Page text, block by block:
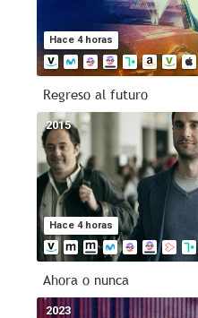
Hace 4 horas
Regreso al futuro
Hace 4 horas
2015
Ahora o nunca
2023